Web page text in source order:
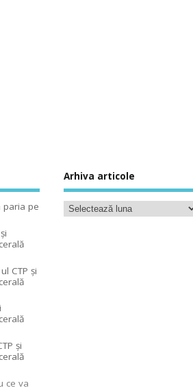
paria pe
CTP şi
şi
ce va
Arhiva articole